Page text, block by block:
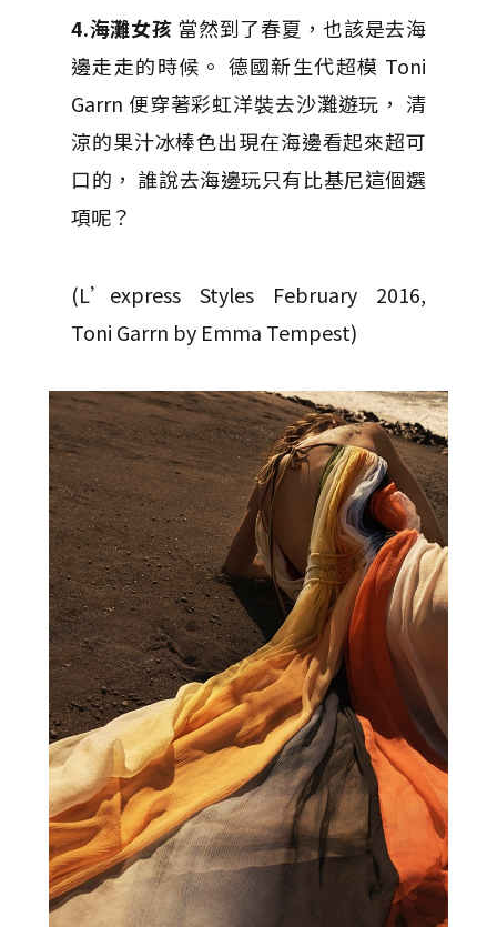
4.海灘女孩 當然到了春夏，也該是去海
邊走走的時候。 德國新生代超模 Toni
Garrn 便穿著彩虹洋裝去沙灘遊玩， 清
涼的果汁冰棒色出現在海邊看起來超可
口的， 誰說去海邊玩只有比基尼這個選
項呢？
(L’express Styles February 2016,
Toni Garrn by Emma Tempest)